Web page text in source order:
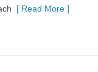
[ Read More ]